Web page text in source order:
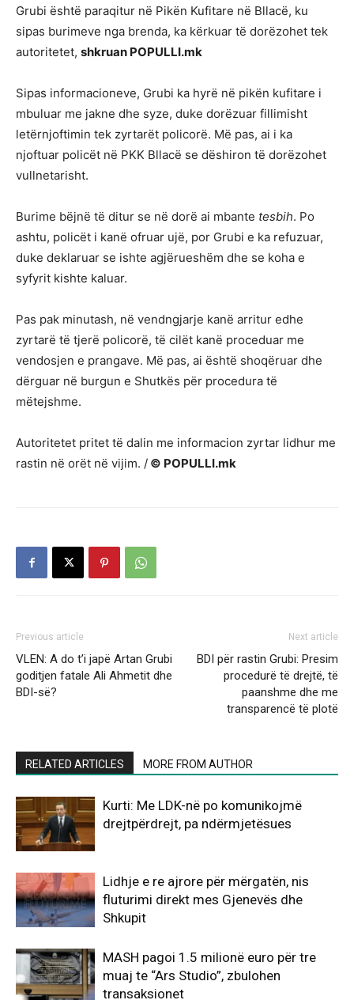
Grubi është paraqitur në Pikën Kufitare në Bllacë, ku
sipas burimeve nga brenda, ka kërkuar të dorëzohet tek
autoritetet, shkruan POPULLI.mk
Sipas informacioneve, Grubi ka hyrë në pikën kufitare i
mbuluar me jakne dhe syze, duke dorëzuar fillimisht
letërnjoftimin tek zyrtarët policorë. Më pas, ai i ka
njoftuar policët në PKK Bllacë se dëshiron të dorëzohet
vullnetarisht.
Burime bëjnë të ditur se në dorë ai mbante tesbih. Po
ashtu, policët i kanë ofruar ujë, por Grubi e ka refuzuar,
duke deklaruar se ishte agjërueshëm dhe se koha e
syfyrit kishte kaluar.
Pas pak minutash, në vendngjarje kanë arritur edhe
zyrtarë të tjerë policorë, të cilët kanë proceduar me
vendosjen e prangave. Më pas, ai është shoqëruar dhe
dërguar në burgun e Shutkës për procedura të
mëtejshme.
Autoritetet pritet të dalin me informacion zyrtar lidhur me
rastin në orët në vijim. / © POPULLI.mk
Previous article
VLEN: A do t’i japë Artan Grubi
goditjen fatale Ali Ahmetit dhe
BDI-së?
Next article
BDI për rastin Grubi: Presim
procedurë të drejtë, të
paanshme dhe me
transparencë të plotë
RELATED ARTICLES MORE FROM AUTHOR
Kurti: Me LDK-në po komunikojmë
drejtpërdrejt, pa ndërmjetësues
Lidhje e re ajrore për mërgatën, nis
fluturimi direkt mes Gjenevës dhe
Shkupit
MASH pagoi 1.5 milionë euro për tre
muaj te “Ars Studio”, zbulohen
transaksionet